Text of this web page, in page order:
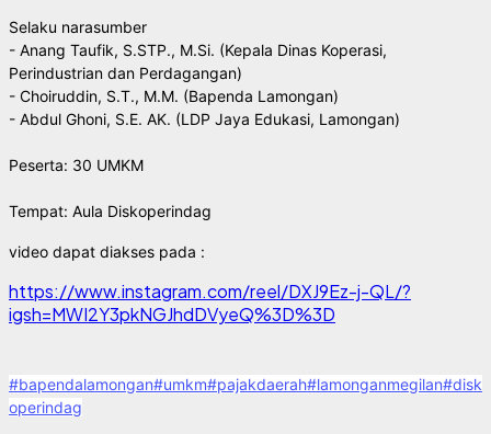
Selaku narasumber
- Anang Taufik, S.STP., M.Si. (Kepala Dinas Koperasi,
Perindustrian dan Perdagangan)
- Choiruddin, S.T., M.M. (Bapenda Lamongan)
- Abdul Ghoni, S.E. AK. (LDP Jaya Edukasi, Lamongan)
Peserta: 30 UMKM
Tempat: Aula Diskoperindag
video dapat diakses pada :
https://www.instagram.com/reel/DXJ9Ez-j-QL/?
igsh=MWI2Y3pkNGJhdDVyeQ%3D%3D
#bapendalamongan#umkm#pajakdaerah#lamonganmegilan#disk
operindag